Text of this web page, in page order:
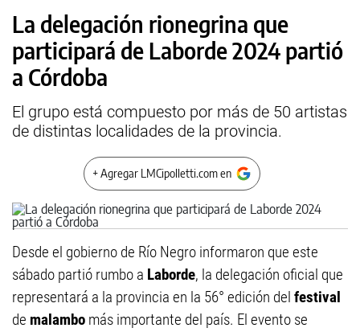
La delegación rionegrina que
participará de Laborde 2024 partió
a Córdoba
El grupo está compuesto por más de 50 artistas
de distintas localidades de la provincia.
+ Agregar LMCipolletti.com en
Desde el gobierno de Río Negro informaron que este
sábado partió rumbo a Laborde, la delegación oficial que
representará a la provincia en la 56° edición del festival
de malambo más importante del país. El evento se